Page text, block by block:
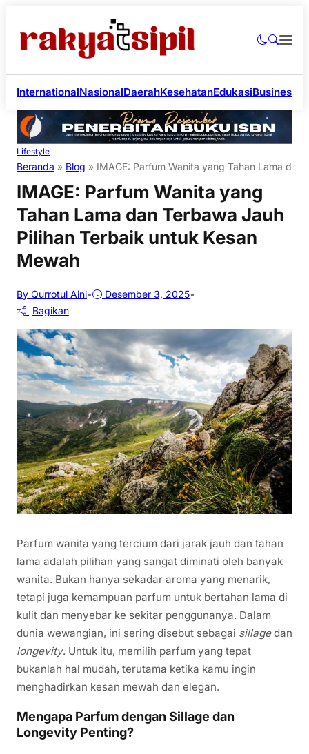
InternationalNasionalDaerahKesehatanEdukasiBusiness
Lifestyle
Beranda » Blog » IMAGE: Parfum Wanita yang Tahan Lama
IMAGE: Parfum Wanita yang
Tahan Lama dan Terbawa Jauh
Pilihan Terbaik untuk Kesan
Mewah
By Qurrotul Aini• Desember 3, 2025•
Bagikan
Parfum wanita yang tercium dari jarak jauh dan tahan
lama adalah pilihan yang sangat diminati oleh banyak
wanita. Bukan hanya sekadar aroma yang menarik,
tetapi juga kemampuan parfum untuk bertahan lama di
kulit dan menyebar ke sekitar penggunanya. Dalam
dunia wewangian, ini sering disebut sebagai sillagedan
longevity. Untuk itu, memilih parfum yang tepat
bukanlah hal mudah, terutama ketika kamu ingin
menghadirkan kesan mewah dan elegan.
Mengapa Parfum dengan Sillage dan
Longevity Penting?